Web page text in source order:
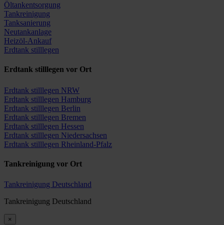
Öltankentsorgung
Tankreinigung
Tanksanierung
Neutankanlage
Heizöl-Ankauf
Erdtank stilllegen
Erdtank stilllegen vor Ort
Erdtank stilllegen NRW
Erdtank stilllegen Hamburg
Erdtank stilllegen Berlin
Erdtank stilllegen Bremen
Erdtank stilllegen Hessen
Erdtank stilllegen Niedersachsen
Erdtank stilllegen Rheinland-Pfalz
Tankreinigung vor Ort
Tankreinigung Deutschland
Tankreinigung Deutschland
×